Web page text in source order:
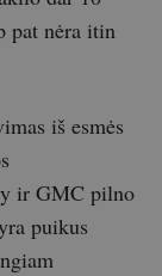
pat nėra itin
iš esmės
ir GMC pilno
puikus